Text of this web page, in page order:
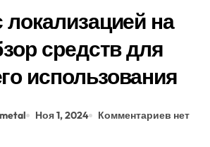
на
средств для
использования
Ноя 1, 2024 Комментариев нет